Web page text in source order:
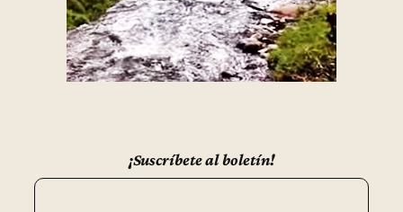
¡Suscríbete al boletín!